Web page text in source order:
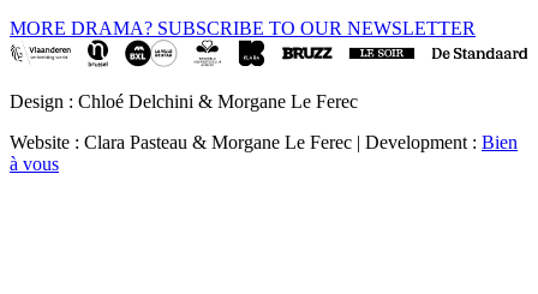
MORE DRAMA? SUBSCRIBE TO OUR NEWSLETTER
Design : Chloé Delchini & Morgane Le Ferec
Website : Clara Pasteau & Morgane Le Ferec | Development : Bien
à vous